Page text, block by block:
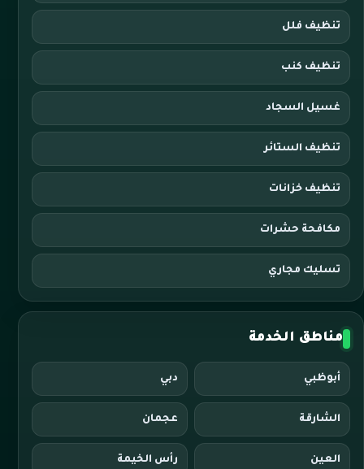
تنظيف فلل
تنظيف كنب
غسيل السجاد
تنظيف الستائر
تنظيف خزانات
مكافحة حشرات
تسليك مجاري
مناطق الخدمة
أبوظبي دبي
الشارقة عجمان
العين رأس الخيمة